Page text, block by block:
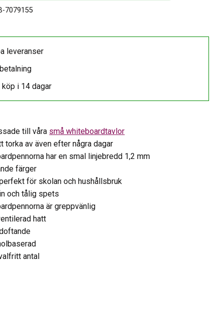
7079155
till våra små whiteboardtavlor
torka av även efter några dagar
har en smal linjebredd 1,2 mm
färger
för skolan och hushållsbruk
och tålig spets
är greppvänlig
hatt
antal
leveranser
köp i 14 dagar